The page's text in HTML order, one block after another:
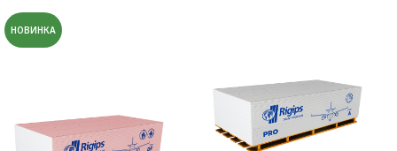
НОВИНКА